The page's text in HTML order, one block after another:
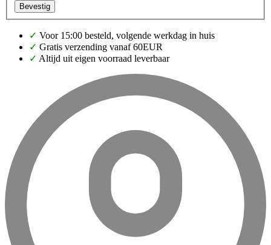
Bevestig
✓ Voor 15:00 besteld, volgende werkdag in huis
✓ Gratis verzending vanaf 60EUR
✓ Altijd uit eigen voorraad leverbaar